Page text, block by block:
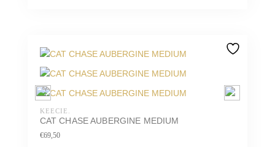
KEECIE.
CAT CHASE AUBERGINE MEDIUM
€69,50